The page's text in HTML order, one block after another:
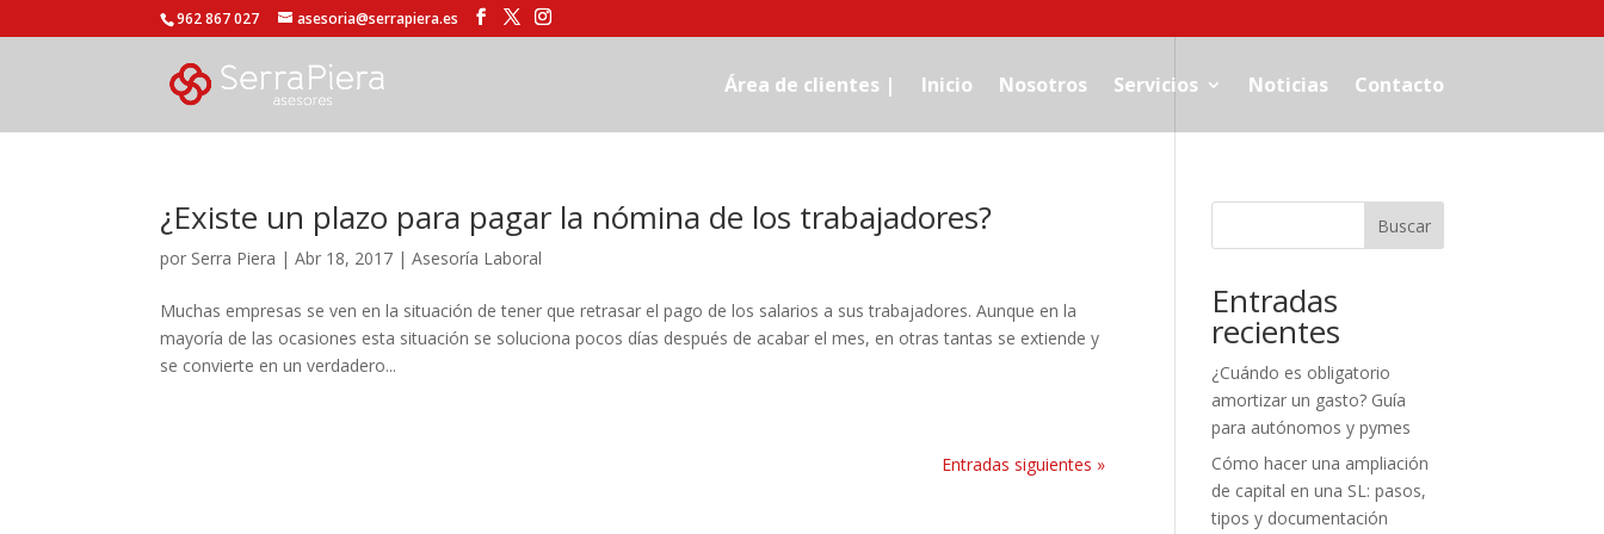
962 867 027 asesoria@serrapiera.es
Área de clientes | Inicio Nosotros Servicios Noticias Contacto
¿Existe un plazo para pagar la nómina de los trabajadores?
por Serra Piera |Abr 18, 2017 |Asesoría Laboral
Muchas empresas se ven en la situación de tener que retrasar el pago de los salarios a sus trabajadores. Aunque en la
mayoría de las ocasiones esta situación se soluciona pocos días después de acabar el mes, en otras tantas se extiende y
se convierte en un verdadero...
Entradas siguientes »
Buscar
Entradas
recientes
¿Cuándo es obligatorio
amortizar un gasto? Guía
para autónomos y pymes
Cómo hacer una ampliación
de capital en una SL: pasos,
tipos y documentación